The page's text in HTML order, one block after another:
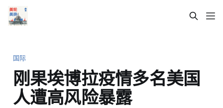
国际
刚果埃博拉疫情多名美国
人遭高风险暴露